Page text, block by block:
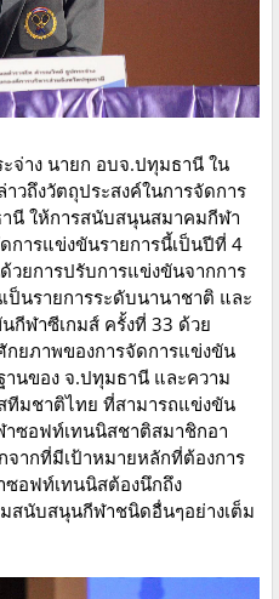
าง นายก อบจ.ปทุมธานี ใน
วถึงวัตถุประสงค์ในการจัดการ
นี ให้การสนับสนุนสมาคมกีฬา
การแข่งขันรายการนี้เป็นปีที่ 4
ยการปรับการแข่งขันจากการ
ป็นรายการระดับนานาชาติ และ
กีฬาซีเกมส์ ครั้งที่ 33 ด้วย
กยภาพของการจัดการแข่งขัน
นของ จ.ปทุมธานี และความ
ทีมชาติไทย ที่สามารถแข่งขัน
ซอฟท์เทนนิสชาติสมาชิกอา
ากที่มีเป้าหมายหลักที่ต้องการ
ซอฟท์เทนนิสต้องนึกถึง
สนับสนุนกีฬาชนิดอื่นๆอย่างเต็ม